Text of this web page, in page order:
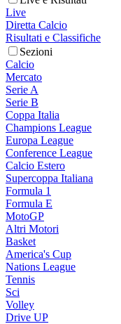
Live
Diretta Calcio
Risultati e Classifiche
Sezioni
Calcio
Mercato
Serie A
Serie B
Coppa Italia
Champions League
Europa League
Conference League
Calcio Estero
Supercoppa Italiana
Formula 1
Formula E
MotoGP
Altri Motori
Basket
America's Cup
Nations League
Tennis
Sci
Volley
Drive UP